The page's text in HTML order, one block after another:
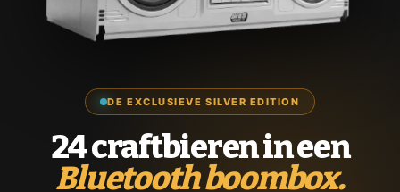
DE EXCLUSIEVE SILVER EDITION
24 craftbieren in een
Bluetooth boombox.